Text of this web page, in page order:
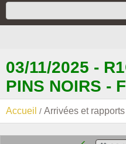
03/11/2025 -
PINS NOIRS -
Accueil Arrivées et rapports